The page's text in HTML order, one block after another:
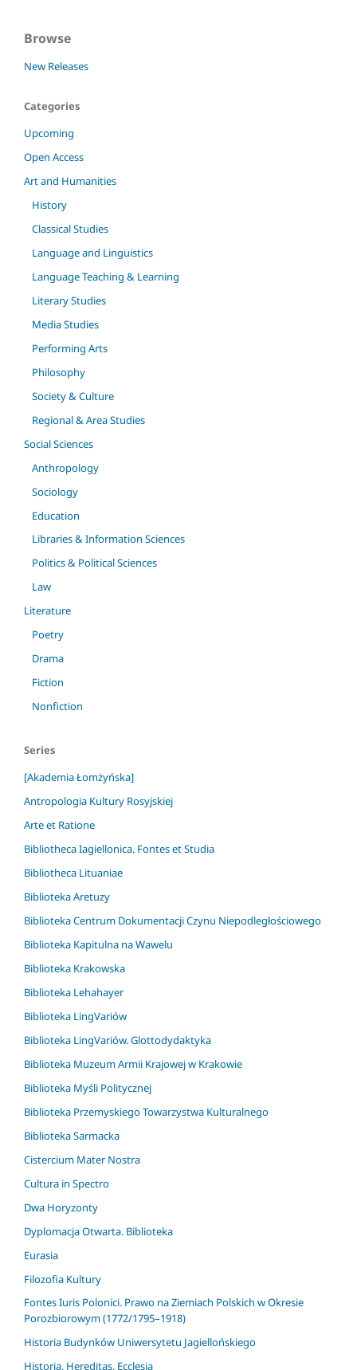
Browse
New Releases
Categories
Upcoming
Open Access
Art and Humanities
History
Classical Studies
Language and Linguistics
Language Teaching & Learning
Literary Studies
Media Studies
Performing Arts
Philosophy
Society & Culture
Regional & Area Studies
Social Sciences
Anthropology
Sociology
Education
Libraries & Information Sciences
Politics & Political Sciences
Law
Literature
Poetry
Drama
Fiction
Nonfiction
Series
[Akademia Łomżyńska]
Antropologia Kultury Rosyjskiej
Arte et Ratione
Bibliotheca Iagiellonica. Fontes et Studia
Bibliotheca Lituaniae
Biblioteka Aretuzy
Biblioteka Centrum Dokumentacji Czynu Niepodległościowego
Biblioteka Kapitulna na Wawelu
Biblioteka Krakowska
Biblioteka Lehahayer
Biblioteka LingVariów
Biblioteka LingVariów. Glottodydaktyka
Biblioteka Muzeum Armii Krajowej w Krakowie
Biblioteka Myśli Politycznej
Biblioteka Przemyskiego Towarzystwa Kulturalnego
Biblioteka Sarmacka
Cistercium Mater Nostra
Cultura in Spectro
Dwa Horyzonty
Dyplomacja Otwarta. Biblioteka
Eurasia
Filozofia Kultury
Fontes Iuris Polonici. Prawo na Ziemiach Polskich w Okresie
Porozbiorowym (1772/1795–1918)
Historia Budynków Uniwersytetu Jagiellońskiego
Historia, Hereditas, Ecclesia